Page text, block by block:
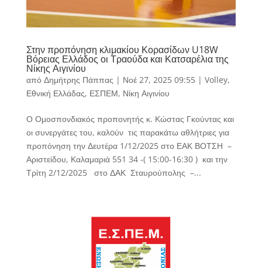
Στην προπόνηση κλιμακίου Κορασίδων U18W
Βόρειας Ελλάδος οι Τραούδα και Κατσαρέλια της
Νίκης Αιγινίου
από Δημήτρης Πάππας | Νοέ 27, 2025 09:55| Volley,
Εθνική Ελλάδας, ΕΣΠΕΜ, Νίκη Αιγινίου
Ο Ομοσπονδιακός προπονητής κ. Κώστας Γκούντας και
οι συνεργάτες του, καλoύν τις παρακάτω αθλήτριες για
προπόνηση την Δευτέρα 1/12/2025 στο ΕΑΚ ΒΟΤΣΗ –
Αριστείδου, Καλαμαριά 551 34 -( 15:00-16:30 ) και την
Τρίτη 2/12/2025 στο ΔΑΚ Σταυρούπολης –...